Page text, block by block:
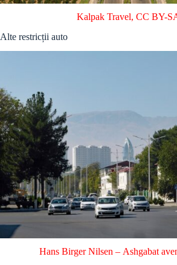
Kalpak Travel, CC BY-
Alte restricții auto
Hans Birger Nilsen – Ashgabat